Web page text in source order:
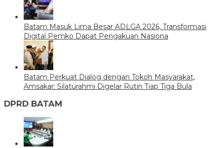
Batam Masuk Lima Besar ADLGA 2026, Transformasi
Digital Pemko Dapat Pengakuan Nasiona
Batam Perkuat Dialog dengan Tokoh Masyarakat,
Amsakar: Silaturahmi Digelar Rutin Tiap Tiga Bula
DPRD BATAM